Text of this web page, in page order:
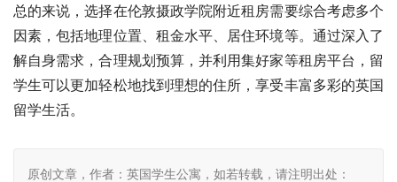
总的来说，选择在伦敦摄政学院附近租房需要综合考虑多个
因素，包括地理位置、租金水平、居住环境等。通过深入了
解自身需求，合理规划预算，并利用集好家等租房平台，留
学生可以更加轻松地找到理想的住所，享受丰富多彩的英国
留学生活。
原创文章，作者：英国学生公寓，如若转载，请注明出处：